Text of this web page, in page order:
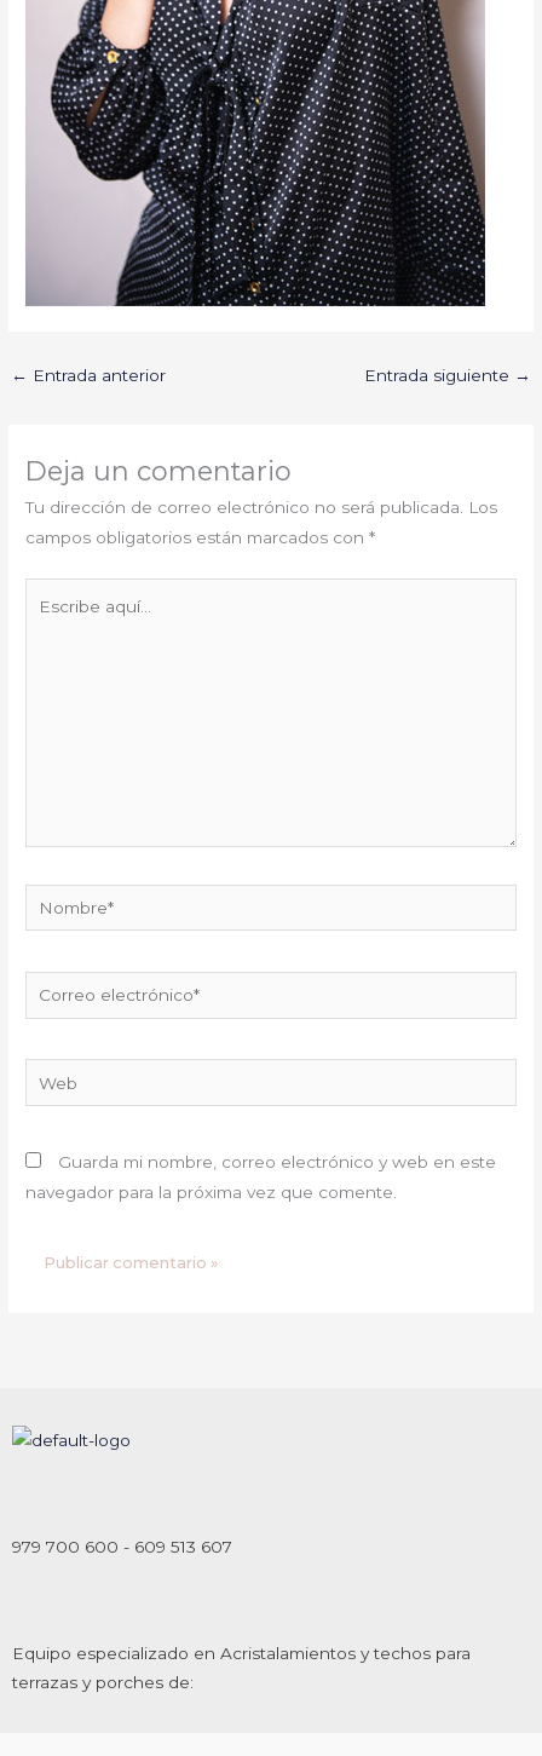
← Entrada anterior Entrada siguiente →
Deja un comentario
Tu dirección de correo electrónico no será publicada.
Los
campos obligatorios están marcados con*
Nombre*
electrónico*
Guarda mi nombre, correo electrónico y web en este
navegador para la próxima vez que comente.
979 700 600 - 609 513 607
Equipo especializado en Acristalamientos y techos para
terrazas y porches de: